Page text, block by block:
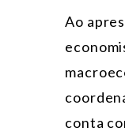
Ao
conta